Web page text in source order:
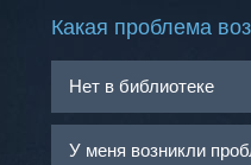
Какая проблема
Нет в библиотеке
У меня возникли